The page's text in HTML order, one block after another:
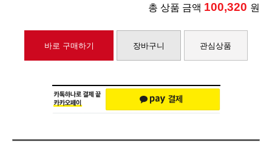
총 상품 금액 100,320 원
바로 구매하기 장바구니 관심상품